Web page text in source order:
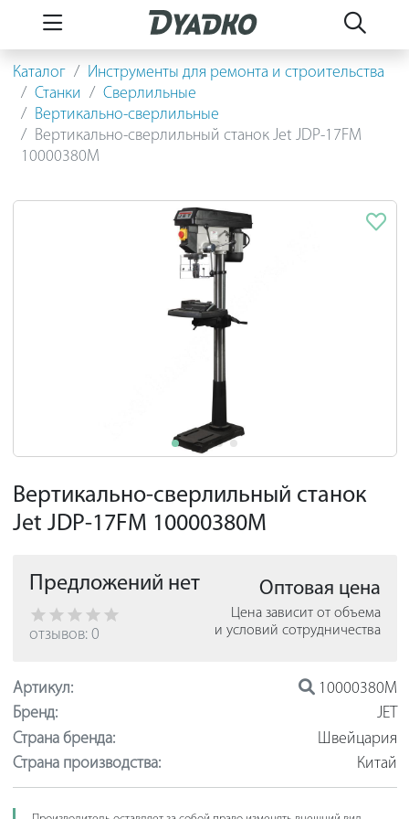
Каталог
Инструменты для ремонта и строительства
Станки
Сверлильные
Вертикально-сверлильные
Вертикально-сверлильный станок Jet JDP-17FM
10000380M
Вертикально-сверлильный станок
Jet JDP-17FM 10000380M
Предложений нет
отзывов: 0
Оптовая цена
Цена зависит от объема
и условий сотрудничества
Артикул:
10000380M
Бренд:
JET
Страна бренда:
Швейцария
Страна производства:
Китай